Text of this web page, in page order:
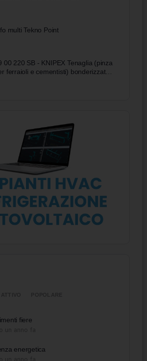
multi Tekno Point
00 220 SB - KNIPEX Tenaglia (pinza
ferraioli e cementisti) bonderizzata
fiere
energetica